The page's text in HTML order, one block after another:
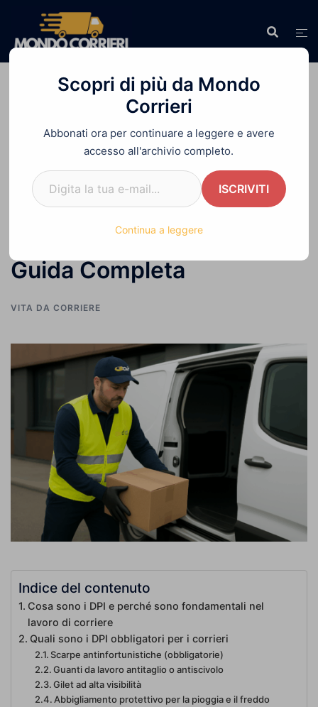
contenuto
Home»Quali Sono i DPI Obbligatori per i
Corrieri: Guida Completa
Quali Sono i DPI
Obbligatori per i Corrieri:
Guida Completa
VITA DA CORRIERE
Indice del contenuto
Cosa sono i DPI e perché sono fondamentali nel
lavoro di corriere
Quali sono i DPI obbligatori per i corrieri
Scarpe antinfortunistiche (obbligatorie)
Guanti da lavoro antitaglio o antiscivolo
Gilet ad alta visibilità
Abbigliamento protettivo per la pioggia e il freddo
Scopri di più da Mondo
Corrieri
Abbonati ora per continuare a leggere e avere
accesso all'archivio completo.
Digita la tua e-mail...
ISCRIVITI
Continua a leggere